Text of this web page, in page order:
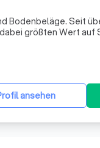
Bodenbeläge. Seit
größten Wert auf
ansehen